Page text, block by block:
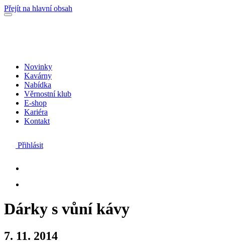
Přejít na hlavní obsah
Novinky
Kavárny
Nabídka
Věrnostní klub
E-shop
Kariéra
Kontakt
Přihlásit
Dárky s vůní kávy
7. 11. 2014